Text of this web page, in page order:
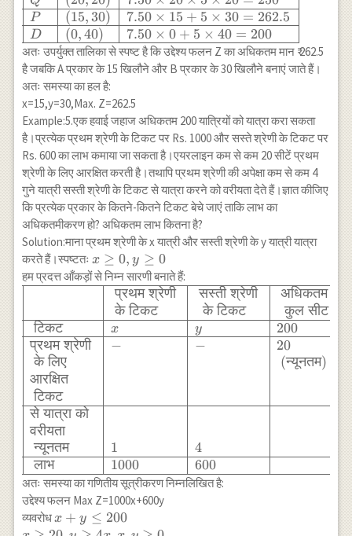
फलन Z का मान}
\\ & &
Z=7.50x+5y
\\ \hline O &
(0,0) & 7.50
\times 0+5
\times 0=0 \\
\hline R &
(20,0) & 7.50
\times 20+5
\times 0=150
\\ \hline Q &
(20,20) & 7.50
\times 20
\times 5
\times
20=250 \\
\times 15+5
\times
30=262.5 \\
\hline D &
(0,40) & 7.50
\times 0+5
\times
40=200 \\
\hline
\end{array}
P
D
(15,30)
(0,40)
7.50 × 15 + 5 × 30 = 262.5
7.50 × 0 + 5 × 40 = 200
अतः उपर्युक्त तालिका से स्पष्ट है कि उद्देश्य फलन Z का अधिकतम मान ₹ 262.5
है जबकि A प्रकार के 15 खिलौने और B प्रकार के 30 खिलौने बनाएं जाते हैं।
अतः समस्या का हल है:
x=15,y=30,Max. Z=262.5
Example:5.एक हवाई जहाज अधिकतम 200 यात्रियों को यात्रा करा सकता
है।प्रत्येक प्रथम श्रेणी के टिकट पर Rs. 1000 और सस्ते श्रेणी के टिकट पर
Rs. 600 का लाभ कमाया जा सकता है।एयरलाइन कम से कम 20 सीटें प्रथम
श्रेणी के लिए आरक्षित करती है।तथापि प्रथम श्रेणी की अपेक्षा कम से कम 4
गुने यात्री सस्ती श्रेणी के टिकट से यात्रा करने को वरीयता देते हैं।ज्ञात कीजिए
कि प्रत्येक प्रकार के कितने-कितने टिकट बेचे जाएं ताकि लाभ का
अधिकतमीकरण हो? अधिकतम लाभ कितना है?
Solution:माना प्रथम श्रेणी के x यात्री और सस्ती श्रेणी के y यात्री यात्रा
करते हैं।स्पष्टतः x
\geq
0, y
\geq
0
x ≥ 0, y ≥ 0
हम प्रदत्त आँकड़ों से निम्न सारणी बनाते हैं:
\hline &
\text{ प्रथम
श्रेणी } &
\text{ सस्ती
श्रेणी } &
\text{
अधिकतम } \\
& \text{ के
टिकट } &
\text{ के
टिकट } &
\text{ कुल
सीट } \\
टिकट
प्रथम श्रेणी
के लिए
आरक्षित
टिकट
से यात्रा को
वरीयता
न्यूनतम
लाभ
प्रथम श्रेणी
के टिकट
x
−
1
1000
सस्ती श्रेणी
के टिकट
y
−
4
600
अधिकतम
कुल सीट
200
20
(न्यूनतम)
अतः समस्या का गणितीय सूत्रीकरण निम्नलिखित है:
उद्देश्य फलन Max Z=1000x+600y
व्यवरोधx+y
x + y ≤ 200